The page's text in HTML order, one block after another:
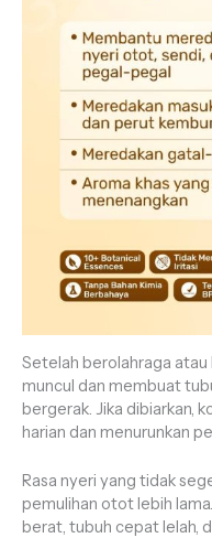
Setelah berolahraga
muncul dan membuat
bergerak. Jika dibiarkan,
harian dan menurunkan
Rasa nyeri yang tidak
pemulihan otot lebih
berat, tubuh cepat lelah,